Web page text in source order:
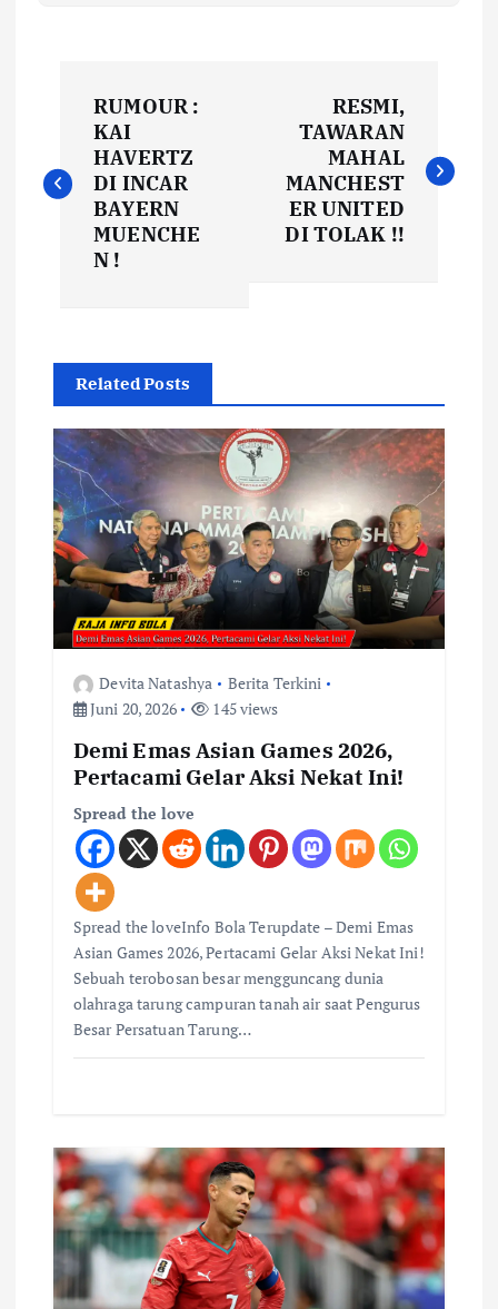
v
a
s
p
o
s
RUMOUR :
KAI
HAVERTZ
DI INCAR
BAYERN
MUENCHE
N !
RESMI,
TAWARAN
MAHAL
MANCHEST
ER UNITED
DI TOLAK !!
Related Posts
Devita Natashya
Berita Terkini
Juni 20, 2026
145 views
Demi Emas Asian Games 2026,
Pertacami Gelar Aksi Nekat Ini!
Spread the love
Spread the loveInfo Bola Terupdate – Demi Emas
Asian Games 2026, Pertacami Gelar Aksi Nekat Ini!
Sebuah terobosan besar mengguncang dunia
olahraga tarung campuran tanah air saat Pengurus
Besar Persatuan Tarung…